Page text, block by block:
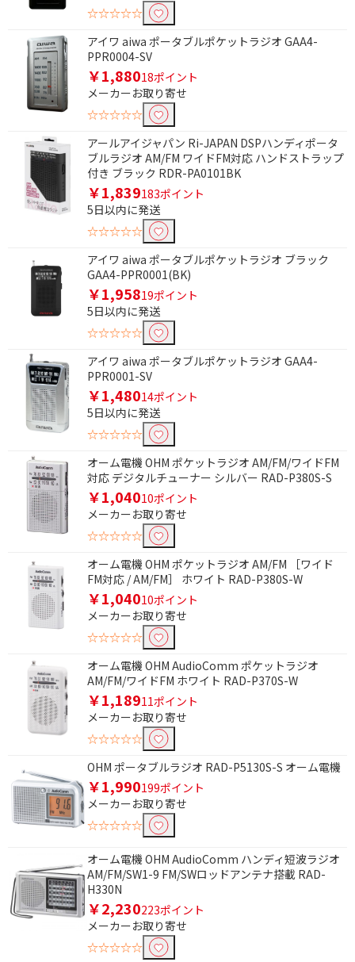
☆☆☆☆☆
アイワ aiwa ポータブルポケットラジオ GAA4-
PPR0004-SV
￥1,88018ポイント
メーカーお取り寄せ
☆☆☆☆☆
アールアイジャパン Ri-JAPAN DSPハンディポータ
ブルラジオ AM/FM ワイドFM対応 ハンドストラップ
付き ブラック RDR-PA0101BK
￥1,839183ポイント
5日以内に発送
☆☆☆☆☆
アイワ aiwa ポータブルポケットラジオ ブラック
GAA4-PPR0001(BK)
￥1,95819ポイント
5日以内に発送
☆☆☆☆☆
アイワ aiwa ポータブルポケットラジオ GAA4-
PPR0001-SV
￥1,48014ポイント
5日以内に発送
☆☆☆☆☆
オーム電機 OHM ポケットラジオ AM/FM/ワイドFM
対応 デジタルチューナー シルバー RAD-P380S-S
￥1,04010ポイント
メーカーお取り寄せ
☆☆☆☆☆
オーム電機 OHM ポケットラジオ AM/FM ［ワイド
FM対応 / AM/FM］ ホワイト RAD-P380S-W
￥1,04010ポイント
メーカーお取り寄せ
☆☆☆☆☆
オーム電機 OHM AudioComm ポケットラジオ
AM/FM/ワイドFM ホワイト RAD-P370S-W
￥1,18911ポイント
メーカーお取り寄せ
☆☆☆☆☆
OHM ポータブルラジオ RAD-P5130S-S オーム電機
￥1,990199ポイント
メーカーお取り寄せ
☆☆☆☆☆
オーム電機 OHM AudioComm ハンディ短波ラジオ
AM/FM/SW1-9 FM/SWロッドアンテナ搭載 RAD-
H330N
￥2,230223ポイント
メーカーお取り寄せ
☆☆☆☆☆
条件で絞り込む
フリーワードで絞り込む
除外する
除外する にチェックを入れると、指定したワード
を除外して検索します。
価格で絞り込む
ワイドFMで絞り込む
ワイドFM対応
防水・防滴で絞り込む
防水・防滴非対応
受信バンドで絞り込む
AM/FM